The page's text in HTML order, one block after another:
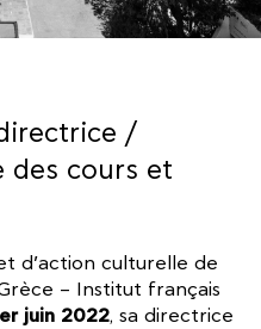
/
des cours et
d’action culturelle de
– Institut français
juin 2022, sa directrice